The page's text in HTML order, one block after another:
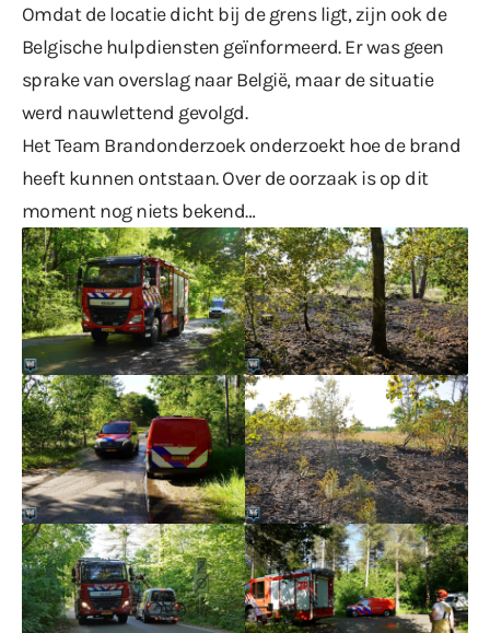
Omdat de locatie dicht bij de grens ligt, zijn ook de
Belgische hulpdiensten geïnformeerd. Er was geen
sprake van overslag naar België, maar de situatie
werd nauwlettend gevolgd.
Het Team Brandonderzoek onderzoekt hoe de brand
heeft kunnen ontstaan. Over de oorzaak is op dit
moment nog niets bekend…